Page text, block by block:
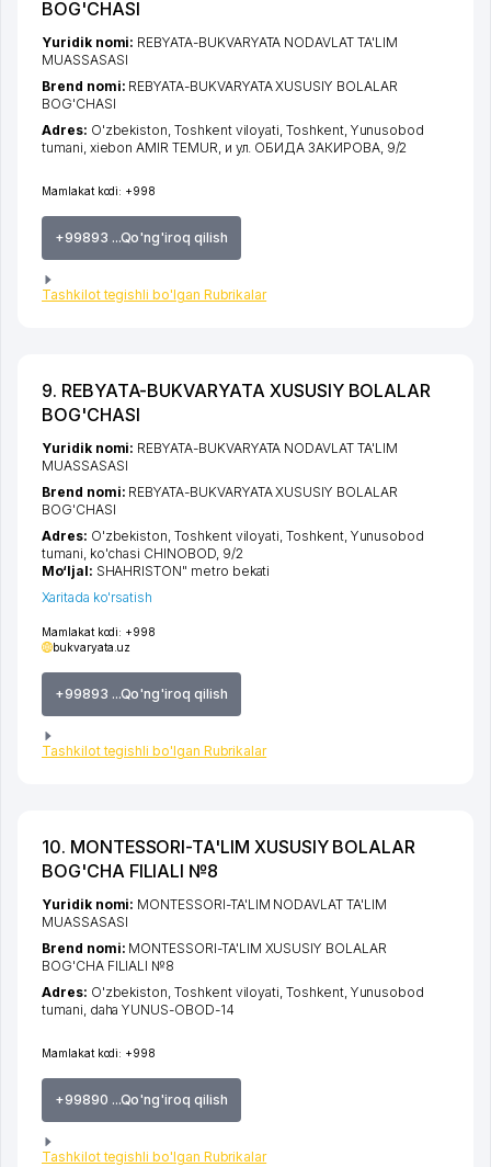
BOG'CHASI
Mamlakat kodi: +998
+99893 ...Qo'ng'iroq qilish
Tashkilot tegishli bo'lgan Rubrikalar
Yuridik nomi: REBYATA-BUKVARYATA NODAVLAT TA'LIM
MUASSASASI
Brend nomi: REBYATA-BUKVARYATA XUSUSIY BOLALAR
BOG'CHASI
Adres: O'zbekiston,Toshkent viloyati ,Toshkent, Yunusobod
tumani xiеbon AMIR TEMUR , и ул. ОБИДА ЗАКИРОВА, 9/2
9. REBYATA-BUKVARYATA XUSUSIY BOLALAR
BOG'CHASI
Mamlakat kodi: +998
bukvaryata.uz
+99893 ...Qo'ng'iroq qilish
Tashkilot tegishli bo'lgan Rubrikalar
Yuridik nomi: REBYATA-BUKVARYATA NODAVLAT TA'LIM
MUASSASASI
Brend nomi: REBYATA-BUKVARYATA XUSUSIY BOLALAR
BOG'CHASI
Adres: O'zbekiston,Toshkent viloyati ,Toshkent, Yunusobod
tumani ko'chasi CHINOBOD, 9/2
Mo‘ljal: SHAHRISTON" metro bekati
Xaritada ko'rsatish
10. MONTESSORI-TA'LIM XUSUSIY BOLALAR
BOG'CHA FILIALI №8
Mamlakat kodi: +998
+99890 ...Qo'ng'iroq qilish
Tashkilot tegishli bo'lgan Rubrikalar
Yuridik nomi: MONTESSORI-TA'LIM NODAVLAT TA'LIM
MUASSASASI
Brend nomi: MONTESSORI-TA'LIM XUSUSIY BOLALAR
BOG'CHA FILIALI №8
Adres: O'zbekiston,Toshkent viloyati ,Toshkent, Yunusobod
tumani daha YUNUS-OBOD-14